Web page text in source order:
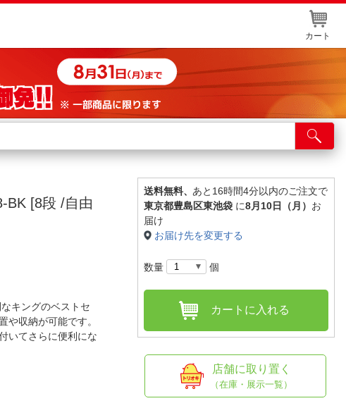
カート
店舗サービス
ネット取り置き
店舗情報・店舗一覧
法人窓口
IR情報
BK [8段 /自由
キングのベストセ
や収納が可能です。
いてさらに便利にな
送料無料、 あと16時間4分以内のご注文で
東京都豊島区東池袋 に8月10日（月） お
届け
お届け先を変更する
数量 個
カートに入れる
店舗に取り置く
（在庫・展示一覧）